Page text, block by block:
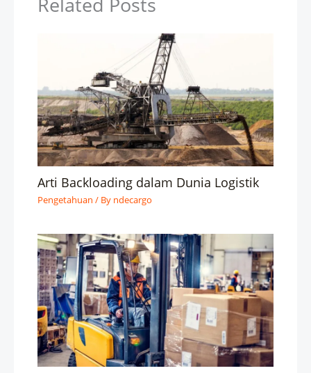
Arti Backloading dalam Dunia Logistik
Pengetahuan / By ndecargo